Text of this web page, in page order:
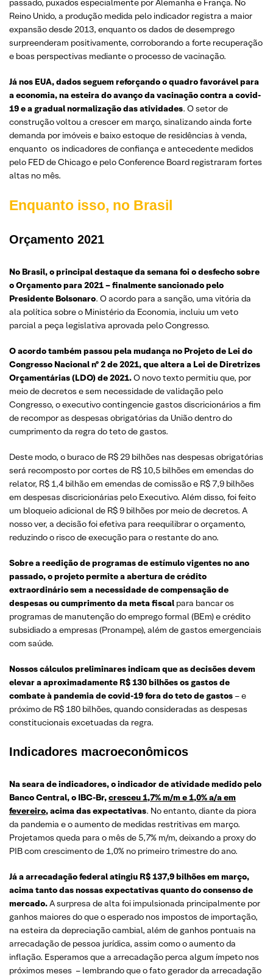
passado, puxados especialmente por Alemanha e França. No
Reino Unido, a produção medida pelo indicador registra a maior
expansão desde 2013, enquanto os dados de desemprego
surpreenderam positivamente, corroborando a forte recuperação
e boas perspectivas mediante o processo de vacinação.
Já nos EUA, dados seguem reforçando o quadro favorável para
a economia, na esteira do avanço da vacinação contra a covid-
19 e a gradual normalização das atividades. O setor de
construção voltou a crescer em março, sinalizando ainda forte
demanda por imóveis e baixo estoque de residências à venda,
enquanto os indicadores de confiança e antecedente medidos
pelo FED de Chicago e pelo Conference Board registraram fortes
altas no mês.
Enquanto isso, no Brasil
Orçamento 2021
No Brasil, o principal destaque da semana foi o desfecho sobre
o Orçamento para 2021 – finalmente sancionado pelo
Presidente Bolsonaro. O acordo para a sanção, uma vitória da
ala política sobre o Ministério da Economia, incluiu um veto
parcial a peça legislativa aprovada pelo Congresso.
O acordo também passou pela mudança no Projeto de Lei do
Congresso Nacional nº 2 de 2021, que altera a Lei de Diretrizes
Orçamentárias (LDO) de 2021.O novo texto permitiu que, por
meio de decretos e sem necessidade de validação pelo
Congresso, o executivo contingencie gastos discricionários a fim
de recompor as despesas obrigatórias da União dentro do
cumprimento da regra do teto de gastos.
Deste modo, o buraco de R$ 29 bilhões nas despesas obrigatórias
será recomposto por cortes de R$ 10,5 bilhões em emendas do
relator, R$ 1,4 bilhão em emendas de comissão e R$ 7,9 bilhões
em despesas discricionárias pelo Executivo. Além disso, foi feito
um bloqueio adicional de R$ 9 bilhões por meio de decretos. A
nosso ver, a decisão foi efetiva para reequilibrar o orçamento,
reduzindo o risco de execução para o restante do ano.
Sobre a reedição de programas de estímulo vigentes no ano
passado, o projeto permite a abertura de crédito
extraordinário sem a necessidade de compensação de
despesas ou cumprimento da meta fiscal para bancar os
programas de manutenção do emprego formal (BEm) e crédito
subsidiado a empresas (Pronampe), além de gastos emergenciais
com saúde.
Nossos cálculos preliminares indicam que as decisões devem
elevar a aproximadamente R$ 130 bilhões os gastos de
combate à pandemia de covid-19 fora do teto de gastos – e
próximo de R$ 180 bilhões, quando consideradas as despesas
constitucionais excetuadas da regra.
Indicadores macroeconômicos
Na seara de indicadores, o indicador de atividade medido pelo
Banco Central, o IBC-Br,cresceu 1,7% m/m e 1,0% a/a em
fevereiro, acima das expectativas. No entanto, diante da piora
da pandemia e o aumento de medidas restritivas em março.
Projetamos queda para o mês de 5,7% m/m, deixando a proxy do
PIB com crescimento de 1,0% no primeiro trimestre do ano.
Já a arrecadação federal atingiu R$ 137,9 bilhões em março,
acima tanto das nossas expectativas quanto do consenso de
mercado.A surpresa de alta foi impulsionada principalmente por
ganhos maiores do que o esperado nos impostos de importação,
na esteira da depreciação cambial, além de ganhos pontuais na
arrecadação de pessoa jurídica, assim como o aumento da
inflação. Esperamos que a arrecadação perca algum ímpeto nos
próximos meses – lembrando que o fato gerador da arrecadação